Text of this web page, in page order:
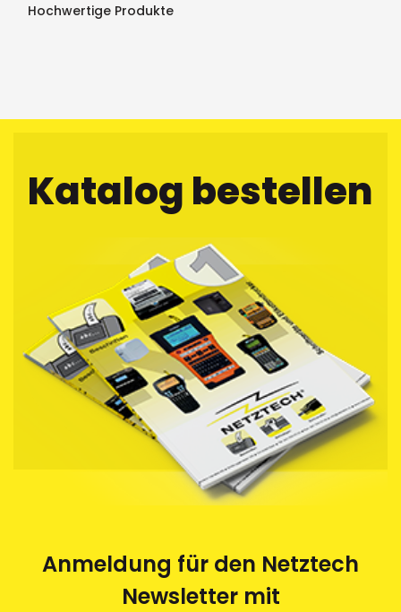
Hochwertige Produkte
Katalog bestellen
Anmeldung für den Netztech
Newsletter mit